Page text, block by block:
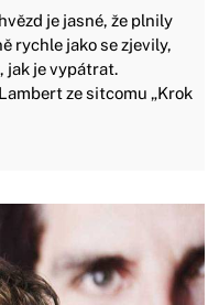
je jasné, že plnily
rychle jako se zjevily,
jak je vypátrat.
ze sitcomu „Krok